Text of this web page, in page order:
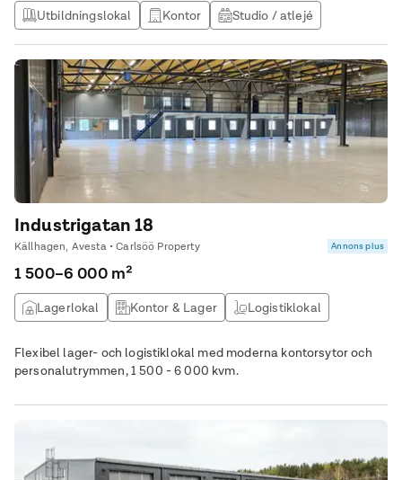
Utbildningslokal Kontor
Studio / atlejé
Kontor & Lager
Industrigatan 18
Källhagen, Avesta • Carlsöö Property Annons plus
1 500–6 000 m²
Lagerlokal Kontor & Lager Logistiklokal
Flexibel lager- och logistiklokal med moderna kontorsytor och
personalutrymmen, 1 500 - 6 000 kvm.